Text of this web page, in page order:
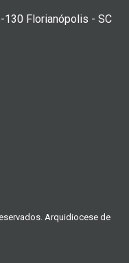
130 Florianópolis - SC
Arquidiocese de